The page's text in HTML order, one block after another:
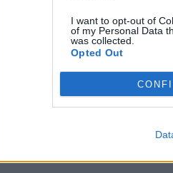
I want to opt-out of
of my Personal Data
was collected.
Opted Out
Inedahl
Inedahl